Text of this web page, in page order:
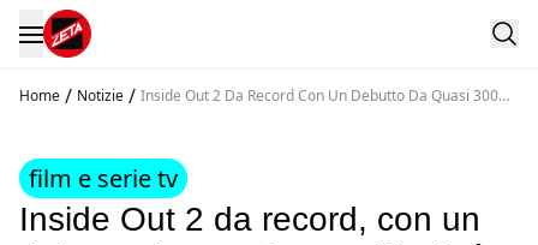
Home / Notizie / Inside Out 2 Da Record Con Un Debutto Da Quasi 300
film e serie tv
Inside Out 2 da record, con un